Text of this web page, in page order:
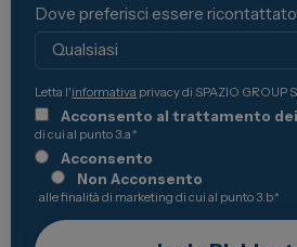
Dove preferisci essere
Letta l'informativa privacy di SPAZIO GROUP
Acconsento al trattamento
di cui al punto 3.a*
Acconsento
Non Acconsento
alle finalità di marketing di cui al punto 3.b*